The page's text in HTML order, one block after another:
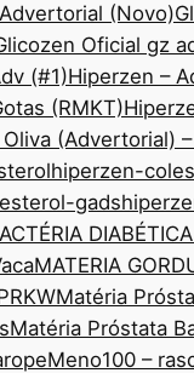
(Novo)
Oficial gz
(#1)Hiperzen –
(RMKT)
(Advertorial) –
hiperzen-
gads
MATERIA
Matéria
Matéria Próstata
Meno100 –